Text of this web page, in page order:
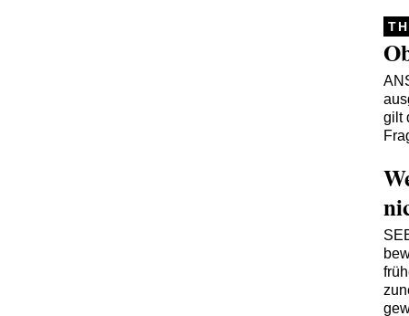
gilt